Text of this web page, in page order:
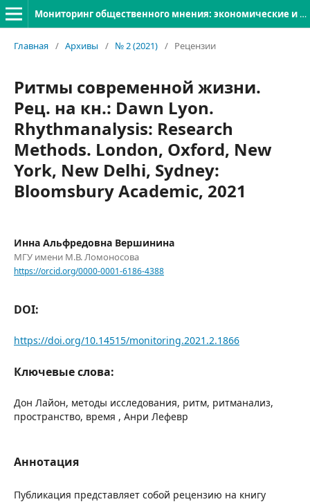
Мониторинг общественного мнения: экономические и социальные перемены
Главная / Архивы / № 2 (2021) / Рецензии
Ритмы современной жизни.
Рец. на кн.: Dawn Lyon.
Rhythmanalysis: Research
Methods. London, Oxford, New
York, New Delhi, Sydney:
Bloomsbury Academic, 2021
Инна Альфредовна Вершинина
МГУ имени М.В. Ломоносова
https://orcid.org/0000-0001-6186-4388
DOI:
https://doi.org/10.14515/monitoring.2021.2.1866
Ключевые слова:
Дон Лайон, методы исследования, ритм, ритманализ,
пространство, время , Анри Лефевр
Аннотация
Публикация представляет собой рецензию на книгу